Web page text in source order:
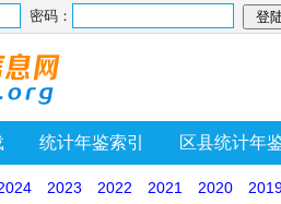
密码：
统计年鉴索引 区县统计年
2023 2022 2021 2020